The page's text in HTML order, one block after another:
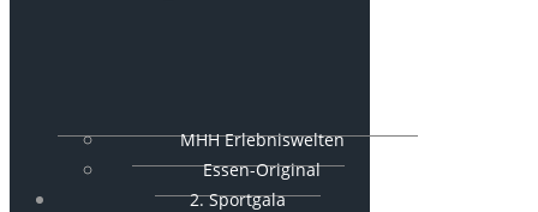
MHH Erlebniswelten
Essen-Original
2. Sportgala